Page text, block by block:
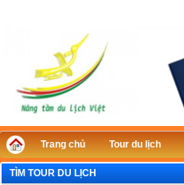
Trang chủ Tour du lịch
TÌM TOUR DU LỊCH